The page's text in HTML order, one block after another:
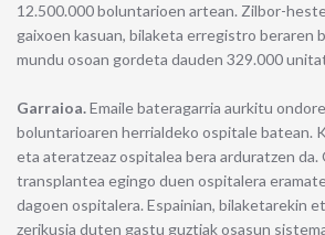
12.500.000 boluntarioen artean. Zilbor-
gaixoen kasuan, bilaketa erregistro beraren
mundu osoan gordeta dauden 329.000
Garraioa.Emaile bateragarria aurkitu
boluntarioaren herrialdeko ospitale batean.
eta ateratzeaz ospitalea bera arduratzen
transplantea egingo duen ospitalera
dagoen ospitalera. Espainian, bilaketarekin
zerikusia duten gastu guztiak osasun